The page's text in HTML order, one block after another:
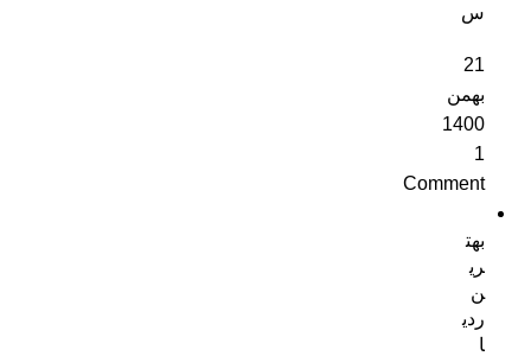
س
21
بهمن
1400
1
Comment
بهت
ری
ن
ردی
ا